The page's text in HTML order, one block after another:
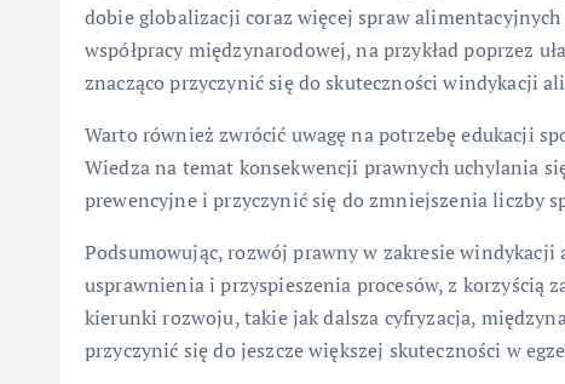
dobie globalizacji coraz więcej spraw
współpracy międzynarodowej, na przykład poprzez
znacząco przyczynić się do skuteczności windykacji
Warto również zwrócić uwagę na potrzebę edukacji
Wiedza na temat konsekwencji prawnych uchylania
prewencyjne i przyczynić się do zmniejszenia liczby
Podsumowując, rozwój prawny w zakresie
usprawnienia i przyspieszenia procesów, z korzyścią
kierunki rozwoju, takie jak dalsza cyfryzacja,
przyczynić się do jeszcze większej skuteczności w